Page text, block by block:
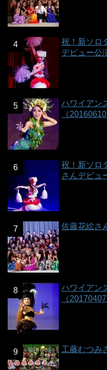
祝！新ソロ
デビュー公
ハワイアン
（20160610
祝！新ソロ
さんデビュ
佐藤花絵さ
ハワイアン
（20170407
工藤むつみ